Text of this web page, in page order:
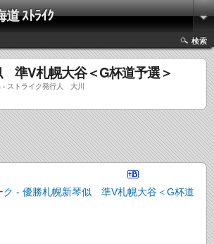
道 ｽﾄﾗｲｸ
検索
準V札幌大谷＜G杯道予選＞
ストライク発行人 大川